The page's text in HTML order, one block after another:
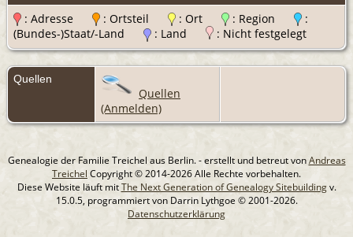
Kind - Tesch, Christina-
20 Jul 1768 -
Falkenwalde, Landkreis
Randow, Pommern
Randow, Pommern
Kind - Tesch, Louise- 25
Apr 1774 -Falkenwalde,
Landkreis Randow,
Pommern
: Adresse
: Ortsteil : Ort : Region
:
(Bundes-)Staat/-Land
: Land : Nicht festgelegt
Quellen
Quellen
(Anmelden)
Genealogie der Familie Treichel aus Berlin. - erstellt und betreut vonAndreas
Treichel Copyright © 2014-2026 Alle Rechte vorbehalten.
Diese Website läuft mitThe Next Generation of Genealogy Sitebuildingv.
15.0.5, programmiert von Darrin Lythgoe © 2001-2026.
Datenschutzerklärung